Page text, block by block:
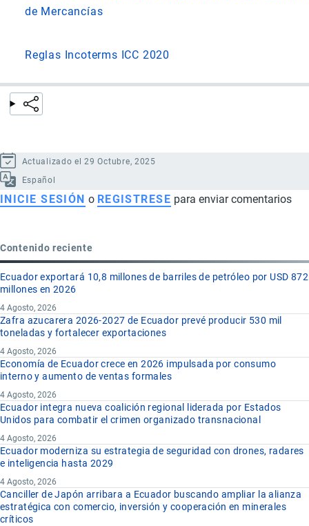
de Mercancías
Reglas Incoterms ICC 2020
Actualizado el 29 Octubre, 2025
Español
INICIE SESIÓN o REGISTRESE para enviar comentarios
Contenido reciente
Ecuador exportará 10,8 millones de barriles de petróleo por USD 872
millones en 2026
4 Agosto, 2026
Zafra azucarera 2026-2027 de Ecuador prevé producir 530 mil
toneladas y fortalecer exportaciones
4 Agosto, 2026
Economía de Ecuador crece en 2026 impulsada por consumo
interno y aumento de ventas formales
4 Agosto, 2026
Ecuador integra nueva coalición regional liderada por Estados
Unidos para combatir el crimen organizado transnacional
4 Agosto, 2026
Ecuador moderniza su estrategia de seguridad con drones, radares
e inteligencia hasta 2029
4 Agosto, 2026
Canciller de Japón arribara a Ecuador buscando ampliar la alianza
estratégica con comercio, inversión y cooperación en minerales
críticos